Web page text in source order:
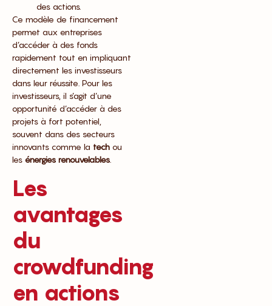
des actions.
Ce modèle de financement
permet aux entreprises
d’accéder à des fonds
rapidement tout en impliquant
directement les investisseurs
dans leur réussite. Pour les
investisseurs, il s’agit d’une
opportunité d’accéder à des
projets à fort potentiel,
souvent dans des secteurs
innovants comme la tech ou
les énergies renouvelables
Les
avantages
du
crowdfunding
en actions